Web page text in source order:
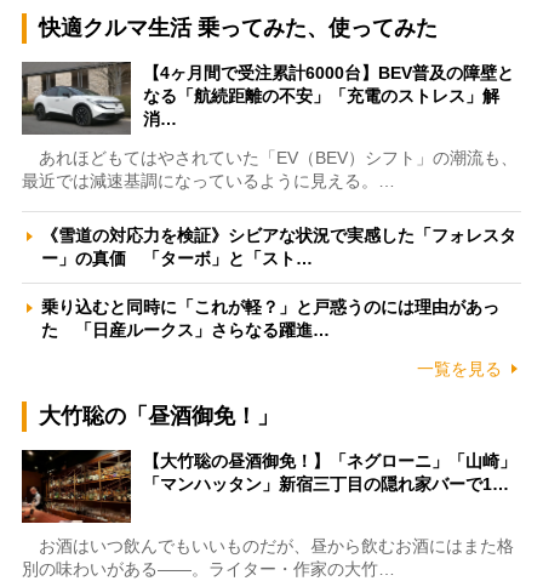
快適クルマ生活 乗ってみた、使ってみた
【4ヶ月間で受注累計6000台】BEV普及の障壁と
なる「航続距離の不安」「充電のストレス」解
消…
あれほどもてはやされていた「EV（BEV）シフト」の潮流も、
最近では減速基調になっているように見える。…
《雪道の対応力を検証》シビアな状況で実感した「フォレスタ
ー」の真価 「ターボ」と「スト…
乗り込むと同時に「これが軽？」と戸惑うのには理由があっ
た 「日産ルークス」さらなる躍進…
一覧を見る
大竹聡の「昼酒御免！」
【大竹聡の昼酒御免！】「ネグローニ」「山崎」
「マンハッタン」新宿三丁目の隠れ家バーで1…
お酒はいつ飲んでもいいものだが、昼から飲むお酒にはまた格
別の味わいがある――。ライター・作家の大竹…